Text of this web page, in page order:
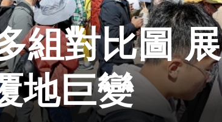
組對比圖 展
地巨變